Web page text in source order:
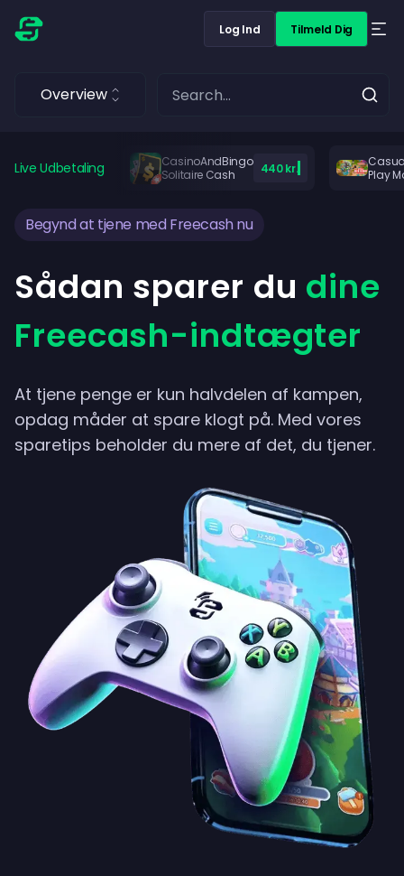
Log Ind Tilmeld Dig
Overview
Live Udbetaling
CasinoAndBingo
Solitaire Cash
440 kr.
Play
Begynd at tjene med Freecash nu
Sådan sparer du dine
Freecash-indtægter
At tjene penge er kun halvdelen af kampen,
opdag måder at spare klogt på. Med vores
sparetips beholder du mere af det, du tjener.